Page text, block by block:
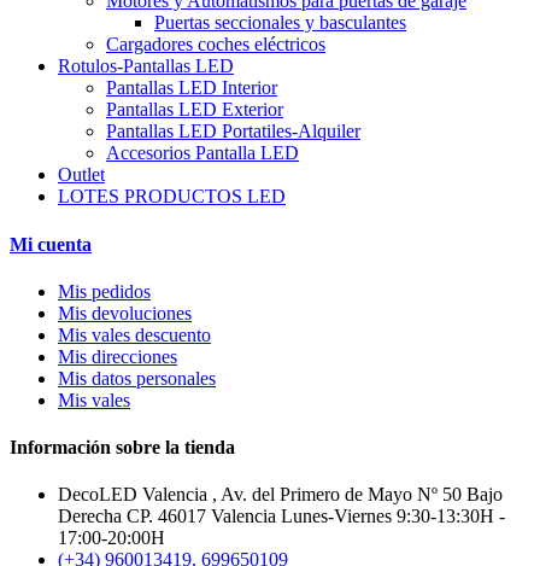
Puertas seccionales y basculantes
Cargadores coches eléctricos
Rotulos-Pantallas LED
Pantallas LED Interior
Pantallas LED Exterior
Pantallas LED Portatiles-Alquiler
Accesorios Pantalla LED
Outlet
LOTES PRODUCTOS LED
Mi cuenta
Mis pedidos
Mis devoluciones
Mis vales descuento
Mis direcciones
Mis datos personales
Mis vales
Información sobre la tienda
DecoLED Valencia , Av. del Primero de Mayo Nº 50 Bajo
Derecha CP. 46017 Valencia Lunes-Viernes 9:30-13:30H -
17:00-20:00H
(+34) 960013419, 699650109